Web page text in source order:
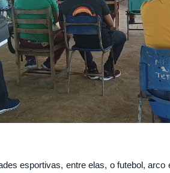
esportivas, entre elas, o futebol,